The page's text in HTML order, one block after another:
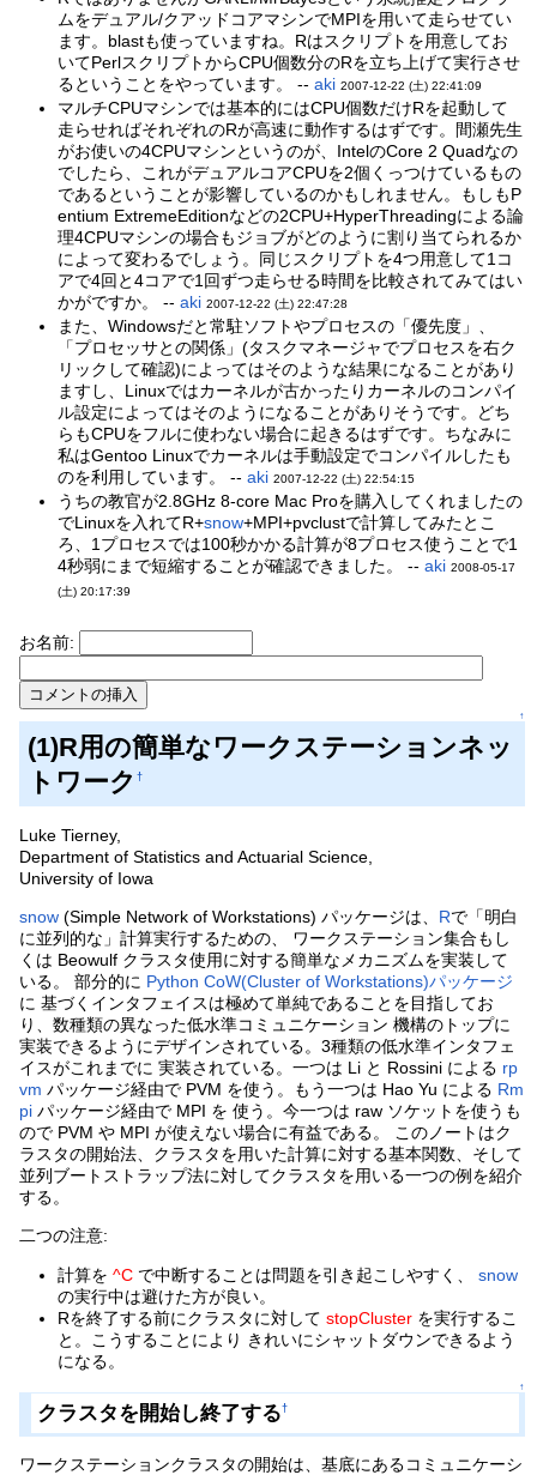
ムをデュアル/クアッドコアマシンでMPIを用いて走らせてい
ます。blastも使っていますね。Rはスクリプトを用意してお
いてPerlスクリプトからCPU個数分のRを立ち上げて実行させ
るということをやっています。 --aki 2007-12-22 (土) 22:41:09
マルチCPUマシンでは基本的にはCPU個数だけRを起動して
走らせればそれぞれのRが高速に動作するはずです。間瀬先生
がお使いの4CPUマシンというのが、IntelのCore 2 Quadなの
でしたら、これがデュアルコアCPUを2個くっつけているもの
であるということが影響しているのかもしれません。もしもP
entium ExtremeEditionなどの2CPU+HyperThreadingによる論
理4CPUマシンの場合もジョブがどのように割り当てられるか
によって変わるでしょう。同じスクリプトを4つ用意して1コ
アで4回と4コアで1回ずつ走らせる時間を比較されてみてはい
かがですか。 --aki 2007-12-22 (土) 22:47:28
また、Windowsだと常駐ソフトやプロセスの「優先度」、
「プロセッサとの関係」(タスクマネージャでプロセスを右ク
リックして確認)によってはそのような結果になることがあり
ますし、Linuxではカーネルが古かったりカーネルのコンパイ
ル設定によってはそのようになることがありそうです。どち
らもCPUをフルに使わない場合に起きるはずです。ちなみに
私はGentoo Linuxでカーネルは手動設定でコンパイルしたも
のを利用しています。 --aki 2007-12-22 (土) 22:54:15
うちの教官が2.8GHz 8-core Mac Proを購入してくれましたの
でLinuxを入れてR+snow+MPI+pvclustで計算してみたとこ
ろ、1プロセスでは100秒かかる計算が8プロセス使うことで1
4秒弱にまで短縮することが確認できました。 --aki 2008-05-17
(土) 20:17:39
お名前:
↑
(1)R用の簡単なワークステーションネッ
トワーク †
Luke Tierney,
Department of Statistics and Actuarial Science,
University of Iowa
snow (Simple Network of Workstations) パッケージは、 Rで「明白
に並列的な」計算実行するための、 ワークステーション集合もし
くは Beowulf クラスタ使用に対する簡単なメカニズムを実装して
いる。 部分的に Python CoW(Cluster of Workstations)パッケージ
に 基づくインタフェイスは極めて単純であることを目指してお
り、数種類の異なった低水準コミュニケーション 機構のトップに
実装できるようにデザインされている。3種類の低水準インタフェ
イスがこれまでに 実装されている。一つは Li と Rossini による rp
vm パッケージ経由で PVM を使う。もう一つは Hao Yu による Rm
pi パッケージ経由で MPI を 使う。今一つは raw ソケットを使うも
ので PVM や MPI が使えない場合に有益である。 このノートはク
ラスタの開始法、クラスタを用いた計算に対する基本関数、そして
並列ブートストラップ法に対してクラスタを用いる一つの例を紹介
する。
二つの注意:
計算を^C で中断することは問題を引き起こしやすく、snow
の実行中は避けた方が良い。
Rを終了する前にクラスタに対してstopCluster を実行するこ
と。こうすることにより きれいにシャットダウンできるよう
になる。
↑
クラスタを開始し終了する†
ワークステーションクラスタの開始は、基底にあるコミュニケーシ